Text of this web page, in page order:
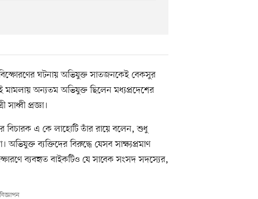
ঘটনায় অভিযুক্ত সাতজনকেই বেকসুর
অন্যতম অভিযুক্ত ছিলেন মধ্যপ্রদেশের
প্রজ্ঞা।
এ কে লাহোটি তাঁর রায়ে বলেন, শুধু
অভিযুক্ত ব্যক্তিদের বিরুদ্ধে যেসব সাক্ষ্যপ্রমাণ
ব্যবহৃত বাইকটিও যে সাবেক সংসদ সদস্যের,